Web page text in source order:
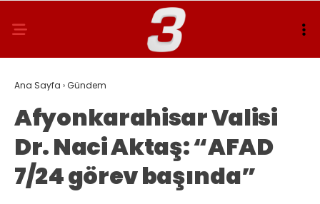
Ana Sayfa ›Gündem
Afyonkarahisar Valisi
Dr. Naci Aktaş: “AFAD
7/24 görev başında”